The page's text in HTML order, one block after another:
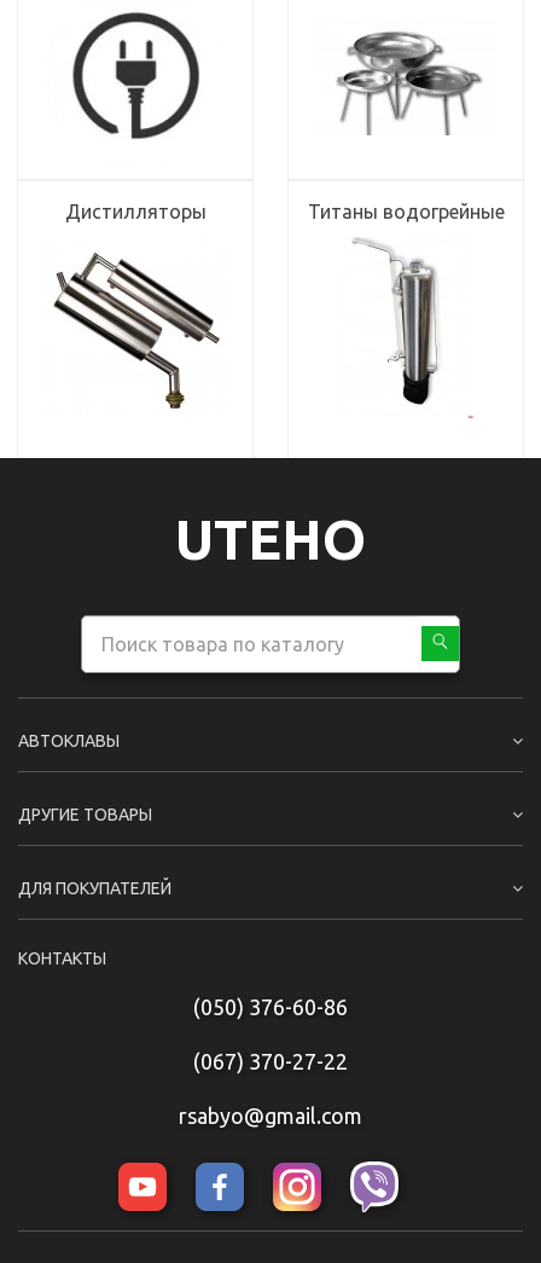
Дистилляторы Титаны водогрейные
UTEHO
АВТОКЛАВЫ
ДРУГИЕ ТОВАРЫ
ДЛЯ ПОКУПАТЕЛЕЙ
КОНТАКТЫ
(050) 376-60-86
(067) 370-27-22
rsabyo@gmail.com